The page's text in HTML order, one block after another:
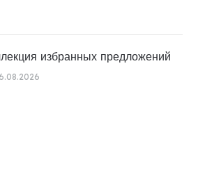
избранных предложений